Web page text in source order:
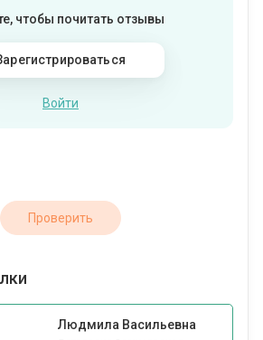
чтобы почитать отзывы
Войти
Проверить
Людмила Васильевна